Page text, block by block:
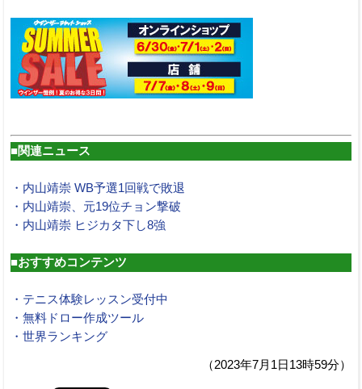
■関連ニュース
・内山靖崇 WB予選1回戦で敗退
・内山靖崇、元19位チョン撃破
・内山靖崇 ヒジカタ下し8強
■おすすめコンテンツ
・テニス体験レッスン受付中
・無料ドロー作成ツール
・世界ランキング
（2023年7月1日13時59分）